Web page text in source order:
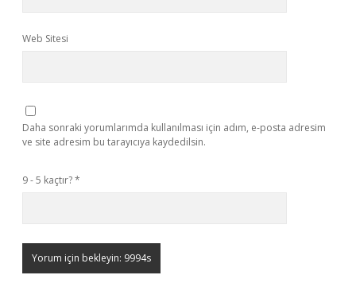
Web Sitesi
Daha sonraki yorumlarımda kullanılması için adım, e-posta adresim
ve site adresim bu tarayıcıya kaydedilsin.
9 - 5 kaçtır?*